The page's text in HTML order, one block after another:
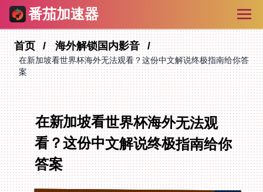
番茄加速器
首页 海外解锁国内影音
在新加坡看世界杯海外无法观看？这份中文解说终极指南给你答
案
在新加坡看世界杯海外无法观
看？这份中文解说终极指南给你
答案